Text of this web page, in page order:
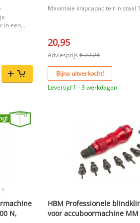
in een
je snel en
met een
¼"
Maximale knipcapaciteit in staal
20,95
Adviesprijs € 27,24
Bijna uitverkocht!
Levertijd 1 - 3 werkdagen
N,
HBM Professionele
voor accuboormachine